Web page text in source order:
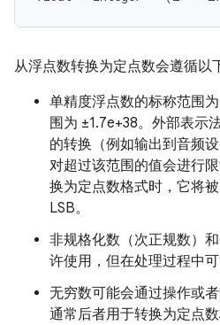
从浮点数转换为定点数会遵循以
单精度浮点数的标称范围
围为 ±1.7e+38。外部表示
的转换（例如输出到音频
对超过该范围的值会进行
换为定点数格式时，它将
LSB。
非规格化数（次正规数）
许使用，但在处理过程中
无穷数可能会通过操作或
通常后者用于转换为定点数